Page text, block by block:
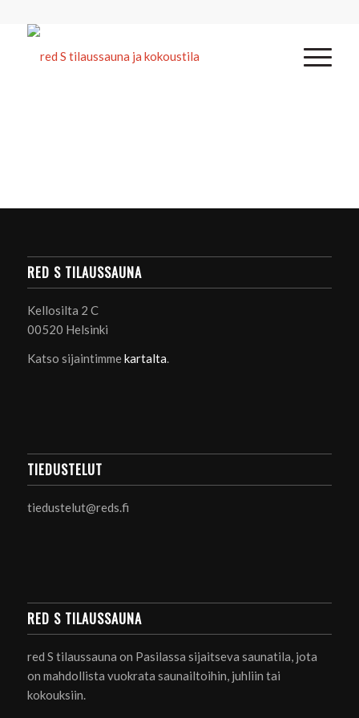
RED S TILAUSSAUNA
Kellosilta 2 C
00520 Helsinki
Katso sijaintimmekartalta.
TIEDUSTELUT
tiedustelut@reds.fi
RED S TILAUSSAUNA
red S tilaussauna on Pasilassa sijaitseva saunatila, jota
on mahdollista vuokrata saunailtoihin, juhliin tai
kokouksiin.